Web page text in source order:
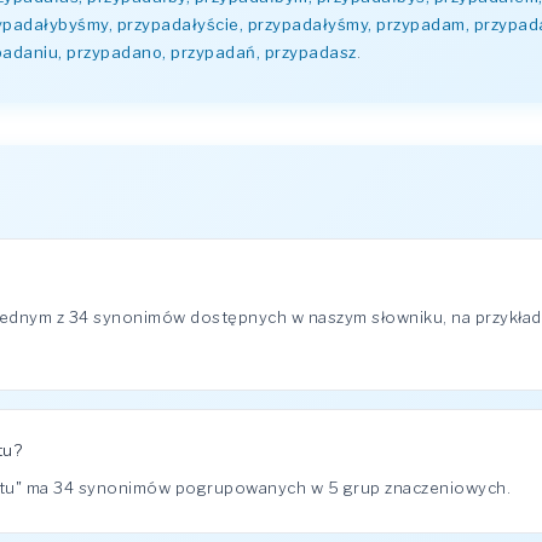
przypadałyście, przypadałyśmy, przypadam,
przypadano, przypadań, przypadasz
z 34 synonimów dostępnych w naszym słowniku, na
ma 34 synonimów pogrupowanych w 5 grup znaczeniowych.